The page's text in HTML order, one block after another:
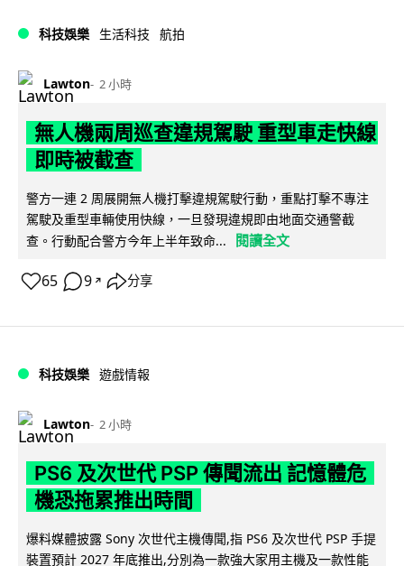
科技娛樂 生活科技 航拍
Lawton 2 小時
無人機兩周巡查違規駕駛 重型車走快線
即時被截查
警方一連 2 周展開無人機打擊違規駕駛行動，重點打擊不專注
駕駛及重型車輛使用快線，一旦發現違規即由地面交通警截
查。行動配合警方今年上半年致命...
閱讀全文
65 9 ↗ 分享
科技娛樂 遊戲情報
Lawton 2 小時
PS6 及次世代 PSP 傳聞流出 記憶體危
機恐拖累推出時間
爆料媒體披露 Sony 次世代主機傳聞,指 PS6 及次世代 PSP 手提
裝置預計 2027 年底推出,分別為一款強大家用主機及一款性能